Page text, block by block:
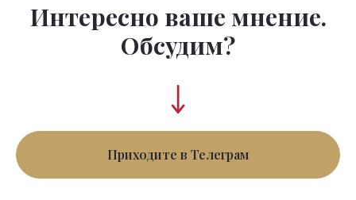
Интересно ваше мнение.
Обсудим?
Приходите в Телеграм